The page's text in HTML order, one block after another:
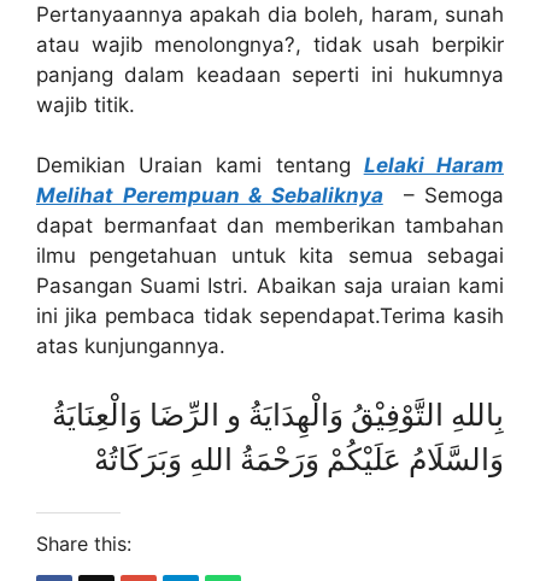
Pertanyaannya apakah dia boleh, haram, sunah
atau wajib menolongnya?, tidak usah berpikir
panjang dalam keadaan seperti ini hukumnya
wajib titik.
Demikian Uraian kami tentang Lelaki Haram
Melihat Perempuan & Sebaliknya– Semoga
dapat bermanfaat dan memberikan tambahan
ilmu pengetahuan untuk kita semua sebagai
Pasangan Suami Istri. Abaikan saja uraian kami
ini jika pembaca tidak sependapat.Terima kasih
atas kunjungannya.
بِاللهِ التَّوْفِيْقُ وَالْهِدَايَةُ و الرِّضَا وَالْعِنَايَةُ
وَالسَّلَامُ عَلَيْكُمْ وَرَحْمَةُ اللهِ وَبَرَكَاتُهْ
Share this: